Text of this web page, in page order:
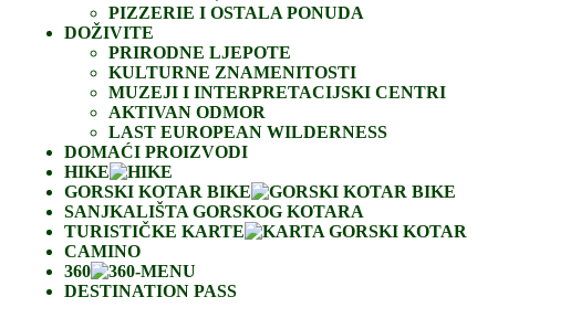
PIZZERIE I OSTALA PONUDA
DOŽIVITE
PRIRODNE LJEPOTE
KULTURNE ZNAMENITOSTI
MUZEJI I INTERPRETACIJSKI CENTRI
AKTIVAN ODMOR
LAST EUROPEAN WILDERNESS
DOMAĆI PROIZVODI
HIKE
GORSKI KOTAR BIKE
SANJKALIŠTA GORSKOG KOTARA
TURISTIČKE KARTE
CAMINO
360
DESTINATION PASS